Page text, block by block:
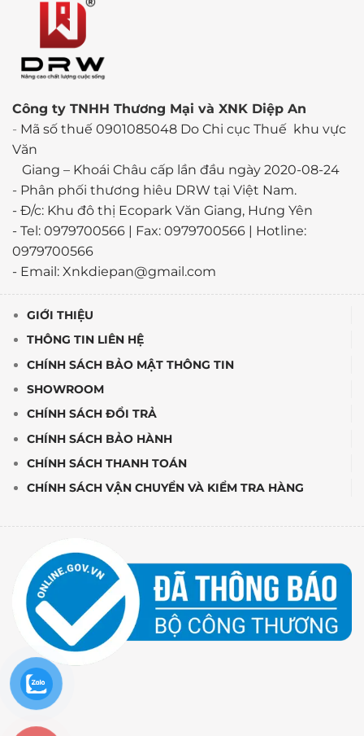
Công ty TNHH Thương Mại và XNK Diệp An
- Mã số thuế 0901085048 Do Chi cục Thuế khu vực
Văn
Giang – Khoái Châu cấp lần đầu ngày 2020-08-24
- Phân phối thương hiêu DRW tại Việt Nam.
- Đ/c: Khu đô thị Ecopark Văn Giang, Hưng Yên
- Tel: 0979700566 | Fax: 0979700566 | Hotline:
0979700566
- Email: Xnkdiepan@gmail.com
GIỚI THIỆU
THÔNG TIN LIÊN HỆ
CHÍNH SÁCH BẢO MẬT THÔNG TIN
SHOWROOM
CHÍNH SÁCH ĐỔI TRẢ
CHÍNH SÁCH BẢO HÀNH
CHÍNH SÁCH THANH TOÁN
CHÍNH SÁCH VẬN CHUYỂN VÀ KIỂM TRA HÀNG